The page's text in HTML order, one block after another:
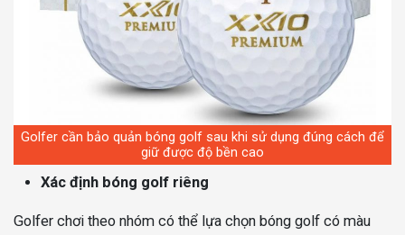
Golfer cần bảo quản bóng golf sau khi sử dụng đúng cách để
giữ được độ bền cao
Xác định bóng golf riêng
Golfer chơi theo nhóm có thể lựa chọn bóng golf có màu